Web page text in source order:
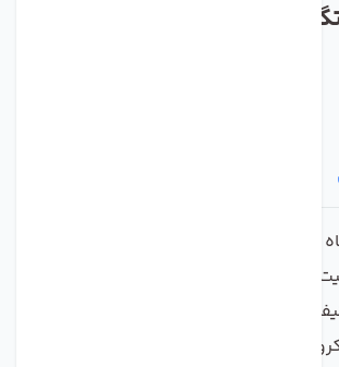
تصفیه آب سی سی کا
تصفیه آب سی سی کا، گزینه‌ای بی‌نظیر
آب آشامیدنی شماست. این پک شامل
بالا است که به طور مؤثر تمامی
و مواد شیمیایی مضر